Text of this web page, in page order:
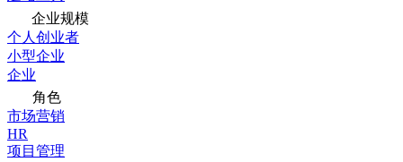
企业规模
个人创业者
小型企业
企业
角色
市场营销
HR
项目管理